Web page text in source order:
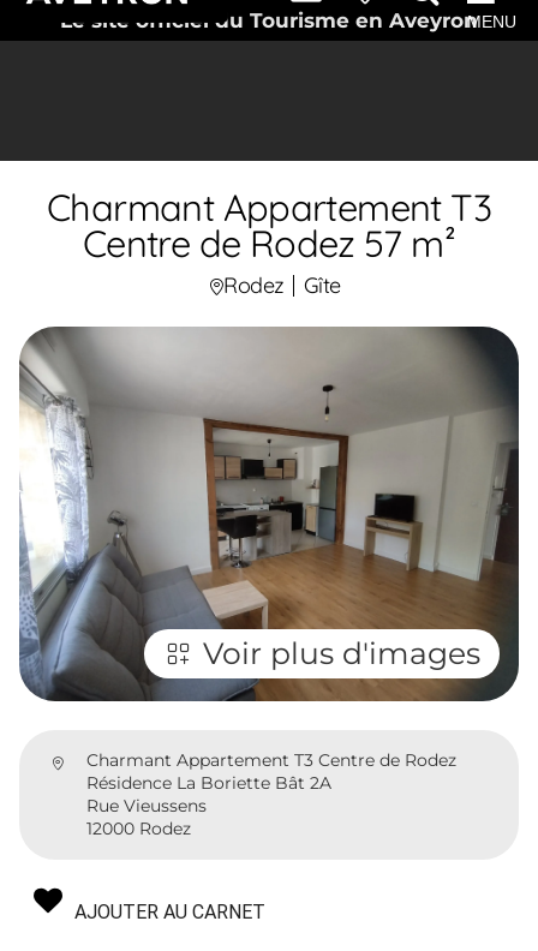
Le site officiel du Tourisme en AveyronMENU
Charmant Appartement T3
Centre de Rodez 57 m²
Rodez Gîte
Voir plus d'images
Charmant Appartement T3 Centre de Rodez
Résidence La Boriette Bât 2A
Rue Vieussens
12000 Rodez
AJOUTER AU CARNET